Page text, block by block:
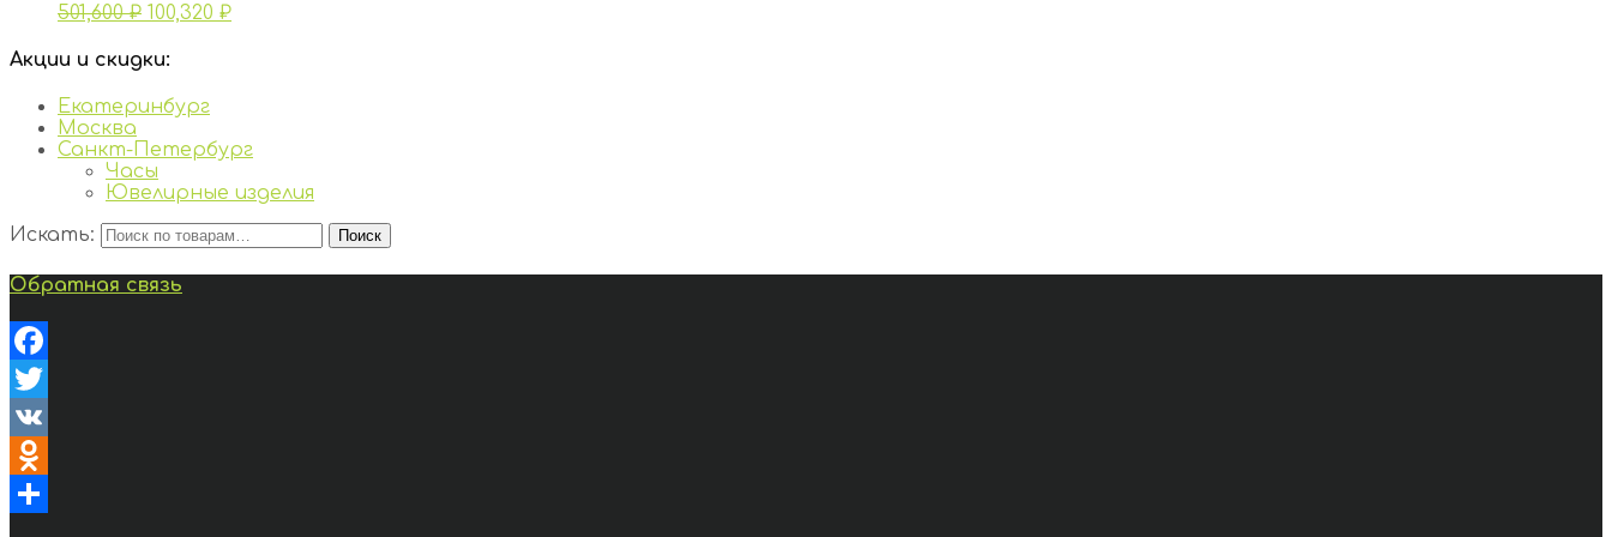
501,600₽ 100,320 ₽
Акции и скидки:
Екатеринбург
Москва
Санкт-Петербург
Часы
Ювелирные изделия
Искать:
Поиск
Обратная связь
Facebook
Twitter
VK
Odnoklassniki